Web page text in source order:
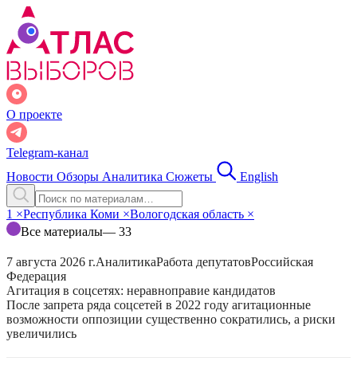
О проекте
Telegram-канал
Новости Обзоры Аналитика Сюжеты English
1 ×Республика Коми ×Вологодская область ×
Все материалы— 33
7 августа 2026 г.АналитикаРабота депутатовРоссийская
Федерация
Агитация в соцсетях: неравноправие кандидатов
После запрета ряда соцсетей в 2022 году агитационные
возможности оппозиции существенно сократились, а риски
увеличились